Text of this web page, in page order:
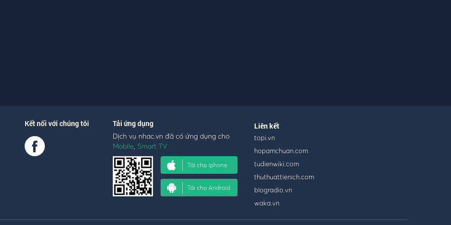
Kết nối với chúng tôi Tải ứng dụng
Dịch vụ nhac.vn đã có ứng dụng cho
Mobile, Smart TV
Tải cho iphone
Tải cho Android
Liên kết
topi.vn
hopamchuan.com
tudienwiki.com
thuthuattienich.com
blogradio.vn
waka.vn